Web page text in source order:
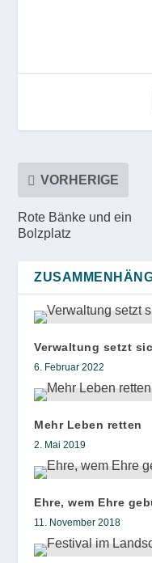
VORHERIGE
Rote Bänke und ein
Bolzplatz
Verwaltung setzt
6. Februar 2022
Mehr Leben retten
2. Mai 2019
Ehre, wem Ehre
11. November 2018